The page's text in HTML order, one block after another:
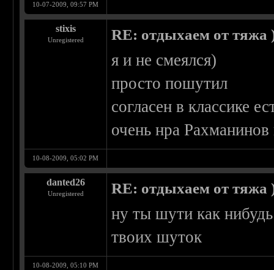
10-07-2009, 09:57 PM
stixis
Unregistered RE: отдыхаем от тяжа
я и не смеялся)
просто пошутил
согласен в классике
очень нра Рахманинов
10-08-2009, 05:02 PM
danted26
Unregistered RE: отдыхаем от тяжа
ну ты шути как
твоих шуток
10-08-2009, 05:10 PM